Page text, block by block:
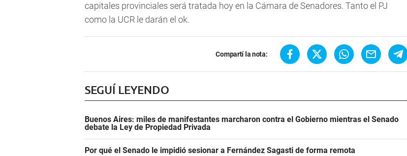
capitales provinciales será tratada hoy en la Cámara de Senadores. Tanto el PJ
como la UCR le darán el ok.
Compartí la nota:
SEGUÍ LEYENDO
Buenos Aires: miles de manifestantes marcharon contra el Gobierno mientras el Senado
debate la Ley de Propiedad Privada
Por qué el Senado le impidió sesionar a Fernández Sagasti de forma remota